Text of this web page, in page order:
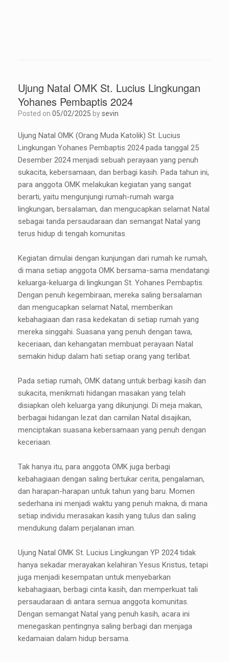
Ujung Natal OMK St. Lucius Lingkungan
Yohanes Pembaptis 2024
Posted on 05/02/2025 bysevin
Ujung Natal OMK (Orang Muda Katolik) St. Lucius
Lingkungan Yohanes Pembaptis 2024 pada tanggal 25
Desember 2024 menjadi sebuah perayaan yang penuh
sukacita, kebersamaan, dan berbagi kasih. Pada tahun ini,
para anggota OMK melakukan kegiatan yang sangat
berarti, yaitu mengunjungi rumah-rumah warga
lingkungan, bersalaman, dan mengucapkan selamat Natal
sebagai tanda persaudaraan dan semangat Natal yang
terus hidup di tengah komunitas.
Kegiatan dimulai dengan kunjungan dari rumah ke rumah,
di mana setiap anggota OMK bersama-sama mendatangi
keluarga-keluarga di lingkungan St. Yohanes Pembaptis.
Dengan penuh kegembiraan, mereka saling bersalaman
dan mengucapkan selamat Natal, memberikan
kebahagiaan dan rasa kedekatan di setiap rumah yang
mereka singgahi. Suasana yang penuh dengan tawa,
keceriaan, dan kehangatan membuat perayaan Natal
semakin hidup dalam hati setiap orang yang terlibat.
Pada setiap rumah, OMK datang untuk berbagi kasih dan
sukacita, menikmati hidangan masakan yang telah
disiapkan oleh keluarga yang dikunjungi. Di meja makan,
berbagai hidangan lezat dan camilan Natal disajikan,
menciptakan suasana kebersamaan yang penuh dengan
keceriaan.
Tak hanya itu, para anggota OMK juga berbagi
kebahagiaan dengan saling bertukar cerita, pengalaman,
dan harapan-harapan untuk tahun yang baru. Momen
sederhana ini menjadi waktu yang penuh makna, di mana
setiap individu merasakan kasih yang tulus dan saling
mendukung dalam perjalanan iman.
Ujung Natal OMK St. Lucius Lingkungan YP 2024 tidak
hanya sekadar merayakan kelahiran Yesus Kristus, tetapi
juga menjadi kesempatan untuk menyebarkan
kebahagiaan, berbagi cinta kasih, dan memperkuat tali
persaudaraan di antara semua anggota komunitas.
Dengan semangat Natal yang penuh kasih, acara ini
menegaskan pentingnya saling berbagi dan menjaga
kedamaian dalam hidup bersama.